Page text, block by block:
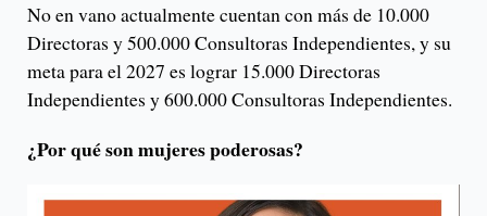
No en vano actualmente cuentan con más de 10.000
Directoras y 500.000 Consultoras Independientes, y su
meta para el 2027 es lograr 15.000 Directoras
Independientes y 600.000 Consultoras Independientes.
¿Por qué son mujeres poderosas?